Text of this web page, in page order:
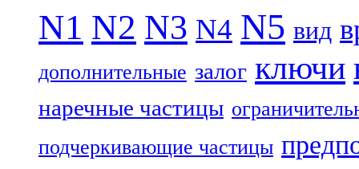
N1 N2 N3 N4 N5 вид
дополнительные залог ключи
наречные частицы
подчеркивающие частицы